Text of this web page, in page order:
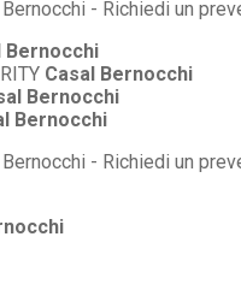
Bernocchi
Casal Bernocchi
Bernocchi
Bernocchi